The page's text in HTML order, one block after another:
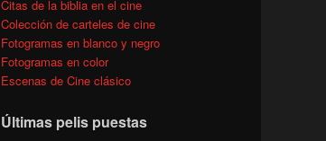
Citas de la biblia en el cine
Colección de carteles de cine
Fotogramas en blanco y negro
Fotogramas en color
Escenas de Cine clásico
Últimas pelis puestas